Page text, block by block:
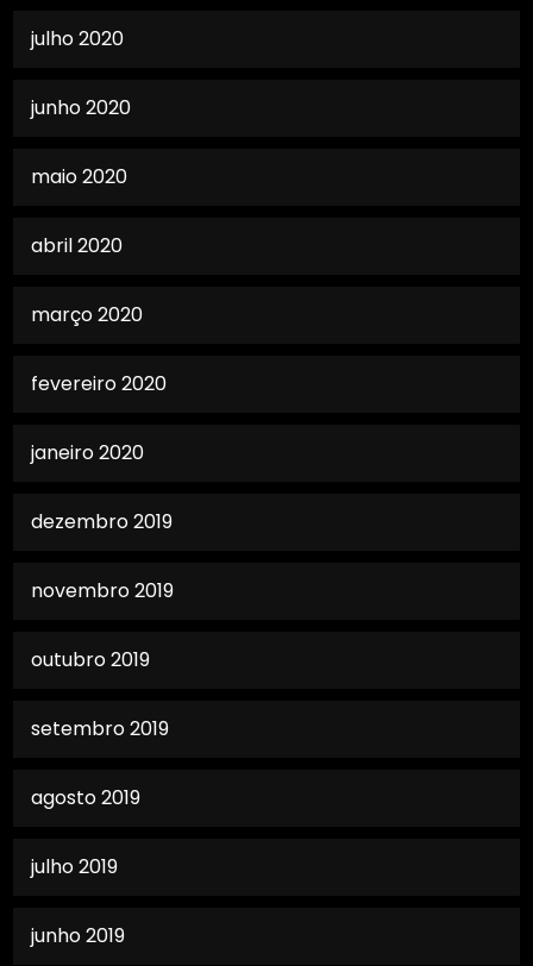
julho 2020
junho 2020
maio 2020
abril 2020
março 2020
fevereiro 2020
janeiro 2020
dezembro 2019
novembro 2019
outubro 2019
setembro 2019
agosto 2019
julho 2019
junho 2019